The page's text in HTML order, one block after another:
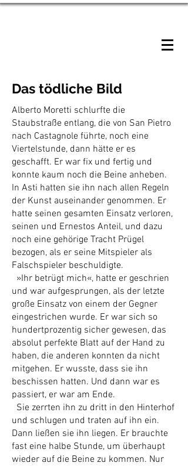
Das tödliche Bild
Alberto Moretti schlurfte die
Staubstraße entlang, die von San Pietro
nach Castagnole führte, noch eine
Viertelstunde, dann hätte er es
geschafft. Er war fix und fertig und
konnte kaum noch die Beine anheben.
In Asti hatten sie ihn nach allen Regeln
der Kunst auseinander genommen. Er
hatte seinen gesamten Einsatz verloren,
seinen und Ernestos Anteil, und dazu
noch eine gehörige Tracht Prügel
bezogen, als er seine Mitspieler als
Falschspieler beschuldigte.
»Ihr betrügt mich«, hatte er geschrien
und war aufgesprungen, als der letzte
große Einsatz von einem der Gegner
eingestrichen wurde. Er war sich so
hundertprozentig sicher gewesen, das
absolut perfekte Blatt auf der Hand zu
haben, die anderen konnten da nicht
mitgehen. Er wusste, dass sie ihn
beschissen hatten. Und dann war es
passiert, er war am Ende.
Sie zerrten ihn zu dritt in den Hinterhof
und schlugen und traten auf ihn ein.
Dann ließen sie ihn liegen. Er brauchte
fast eine halbe Stunde, um überhaupt
wieder auf die Beine zu kommen. Nur